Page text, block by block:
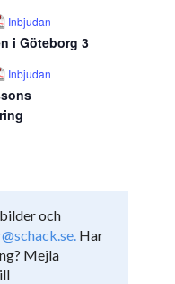
Inbjudan
i Göteborg 3
Inbjudan
och
Har
Mejla